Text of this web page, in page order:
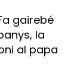
gairebé
la
al papa